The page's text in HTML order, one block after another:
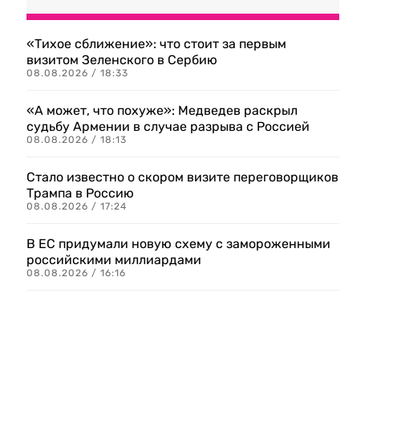
«Тихое сближение»: что стоит за первым
визитом Зеленского в Сербию
08.08.2026 / 18:33
«А может, что похуже»: Медведев раскрыл
судьбу Армении в случае разрыва с Россией
08.08.2026 / 18:13
Стало известно о скором визите переговорщиков
Трампа в Россию
08.08.2026 / 17:24
В ЕС придумали новую схему с замороженными
российскими миллиардами
08.08.2026 / 16:16